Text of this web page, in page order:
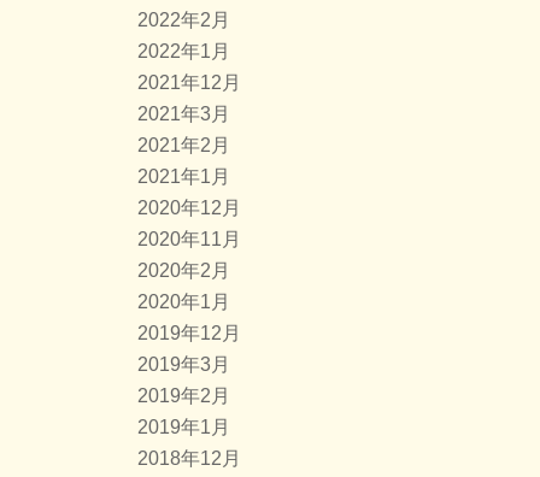
2022年2月
2022年1月
2021年12月
2021年3月
2021年2月
2021年1月
2020年12月
2020年11月
2020年2月
2020年1月
2019年12月
2019年3月
2019年2月
2019年1月
2018年12月